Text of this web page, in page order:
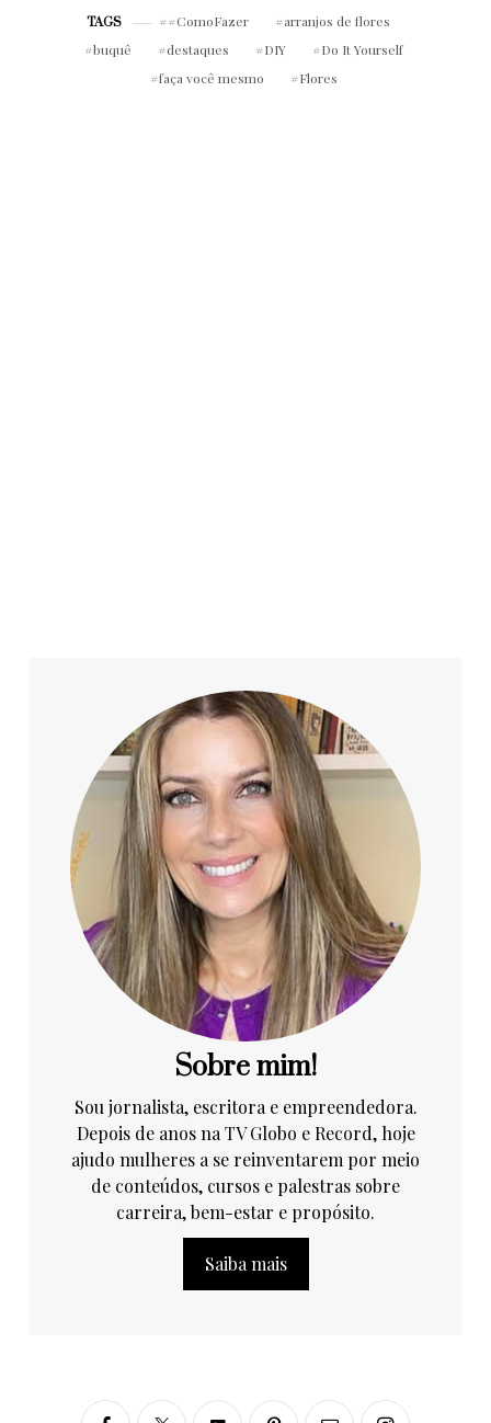
TAGS #ComoFazer
arranjos de flores
buquê
destaques DIY
Do It Yourself
faça você mesmo
Flores
Sobre mim!
Sou jornalista, escritora e empreendedora.
Depois de anos na TV Globo e Record, hoje
ajudo mulheres a se reinventarem por meio
de conteúdos, cursos e palestras sobre
carreira, bem-estar e propósito.
Saiba mais